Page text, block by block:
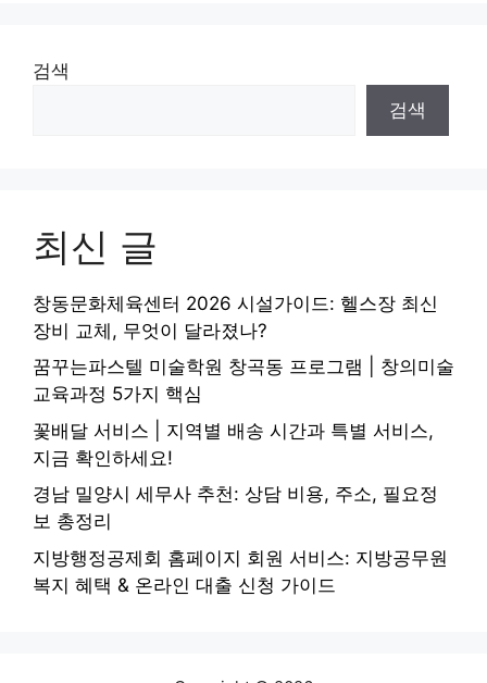
검색
검색
최신 글
창동문화체육센터 2026 시설가이드: 헬스장 최신
장비 교체, 무엇이 달라졌나?
꿈꾸는파스텔 미술학원 창곡동 프로그램 | 창의미술
교육과정 5가지 핵심
꽃배달 서비스 | 지역별 배송 시간과 특별 서비스,
지금 확인하세요!
경남 밀양시 세무사 추천: 상담 비용, 주소, 필요정
보 총정리
지방행정공제회 홈페이지 회원 서비스: 지방공무원
복지 혜택 & 온라인 대출 신청 가이드